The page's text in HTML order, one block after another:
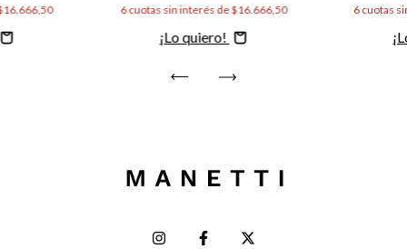
6 cuotas sin interés de$16.666,50
Comprar
6 cuotas